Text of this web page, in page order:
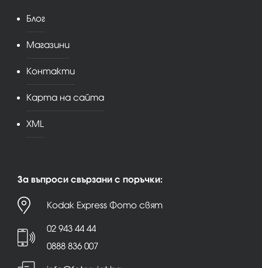
Блог
Магазини
Контакти
Карта на сайта
XML
За въпроси свързани с поръчки:
Kodak Express Фото свят
02 943 44 44
0888 836 007